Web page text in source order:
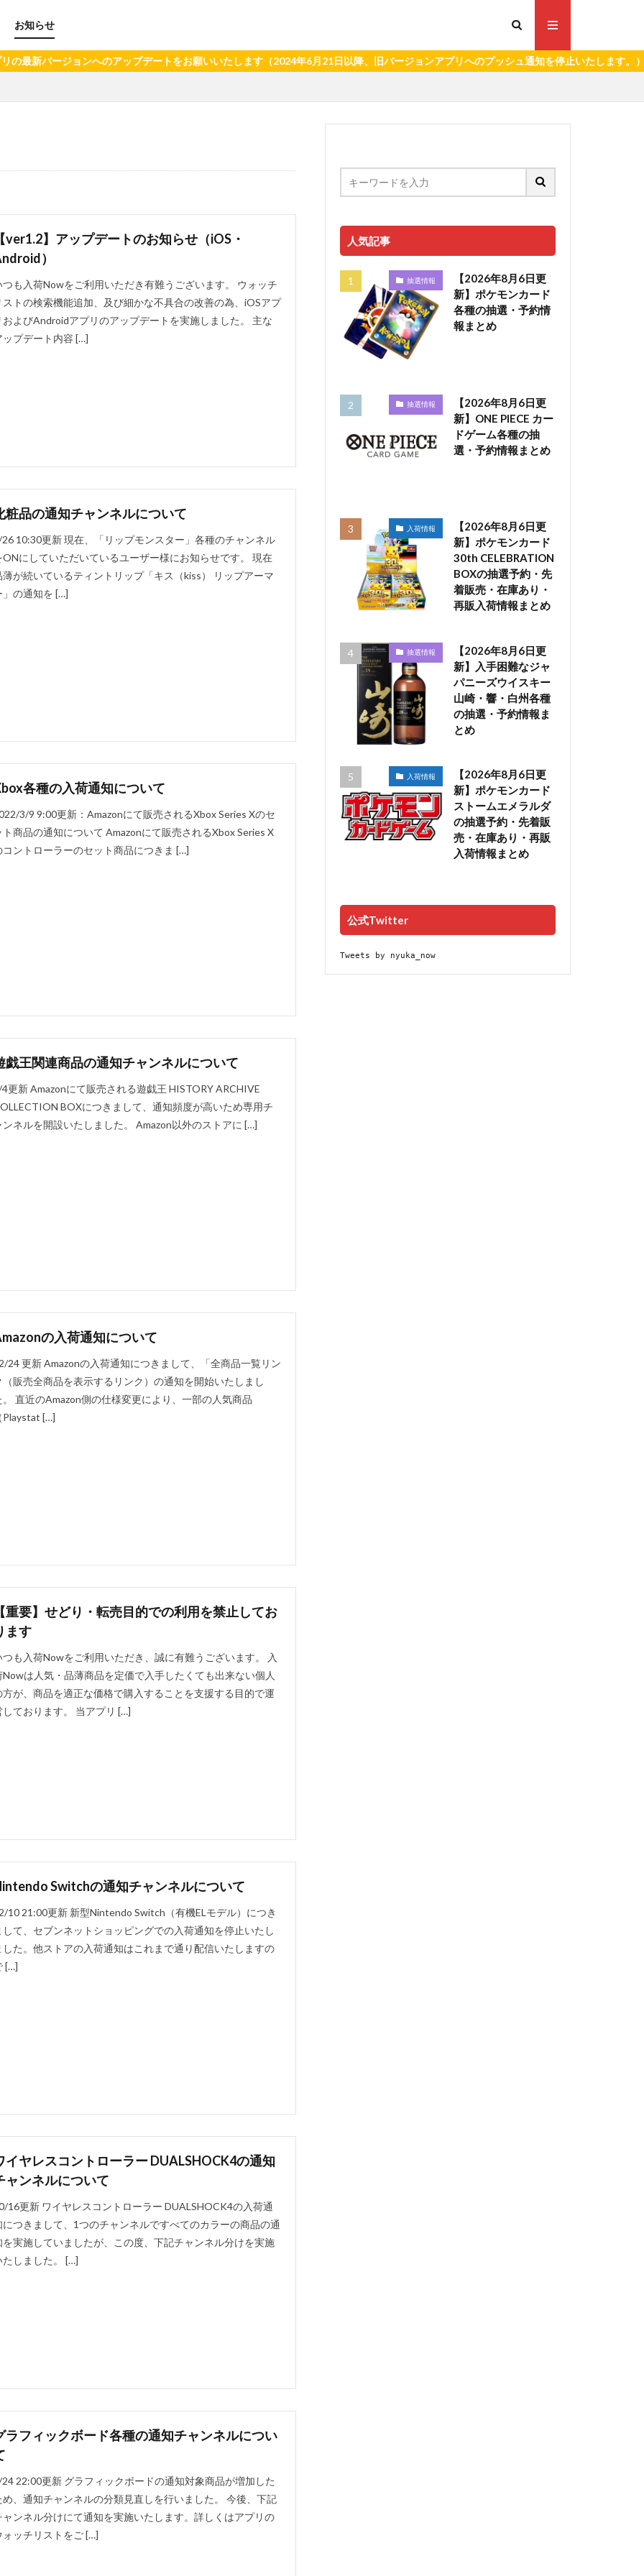
お知らせ
へのアップデートをお願いいたします（2024年6月21日以降、旧バージョンアプリへのプッシュ通知を停止いたします。）
ver1.2】アップデートのお知らせ（iOS・
）
つも入荷Nowをご利用いただき有難うございます。 ウォッチ
ストの検索機能追加、及び細かな不具合の改善の為、iOSアプ
およびAndroidアプリのアップデートを実施しました。 主な
ップデート内容 […]
粧品の通知チャンネルについて
10:30更新 現在、「リップモンスター」各種のチャンネル
ONにしていただいているユーザー様にお知らせです。 現在
薄が続いているティントリップ「キス（kiss） リップアーマ
」の通知を […]
各種の入荷通知について
3/9 9:00更新：Amazonにて販売されるXbox Series Xのセ
ト商品の通知について Amazonにて販売されるXbox Series X
コントローラーのセット商品につきま […]
戯王関連商品の通知チャンネルについて
更新 Amazonにて販売される遊戯王 HISTORY ARCHIVE
BOXにつきまして、通知頻度が高いため専用チ
ンネルを開設いたしました。 Amazon以外のストアに […]
の入荷通知について
24 更新 Amazonの入荷通知につきまして、「全商品一覧リン
（販売全商品を表示するリンク）の通知を開始いたしまし
。 直近のAmazon側の仕様変更により、一部の人気商品
Playstat […]
重要】せどり・転売目的での利用を禁止してお
ます
つも入荷Nowをご利用いただき、誠に有難うございます。 入
Nowは人気・品薄商品を定価で入手したくても出来ない個人
方が、商品を適正な価格で購入することを支援する目的で運
しております。 当アプリ […]
Switchの通知チャンネルについて
10 21:00更新 新型Nintendo Switch（有機ELモデル）につき
して、セブンネットショッピングでの入荷通知を停止いたし
した。他ストアの入荷通知はこれまで通り配信いたしますの
[…]
イヤレスコントローラー DUALSHOCK4の通知
ャンネルについて
16更新 ワイヤレスコントローラー DUALSHOCK4の入荷通
につきまして、1つのチャンネルですべてのカラーの商品の通
を実施していましたが、この度、下記チャンネル分けを実施
たしました。 […]
ラフィックボード各種の通知チャンネルについ
22:00更新 グラフィックボードの通知対象商品が増加した
め、通知チャンネルの分類見直しを行いました。 今後、下記
ャンネル分けにて通知を実施いたします。詳しくはアプリの
ォッチリストをご […]
人気記事
抽選情報
【2026年8月6日更
新】ポケモンカード
各種の抽選・予約情
報まとめ
抽選情報
【2026年8月6日更
新】ONE PIECE カー
ドゲーム各種の抽
選・予約情報まとめ
入荷情報
【2026年8月6日更
新】ポケモンカード
30th CELEBRATION
BOXの抽選予約・先
着販売・在庫あり・
再販入荷情報まとめ
抽選情報
【2026年8月6日更
新】入手困難なジャ
パニーズウイスキー
山崎・響・白州各種
の抽選・予約情報ま
とめ
入荷情報
【2026年8月6日更
新】ポケモンカード
ストームエメラルダ
の抽選予約・先着販
売・在庫あり・再販
入荷情報まとめ
公式Twitter
Tweets by nyuka_now